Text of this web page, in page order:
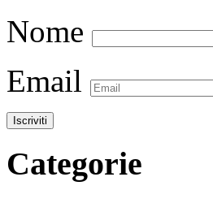
Nome
Email
Categorie